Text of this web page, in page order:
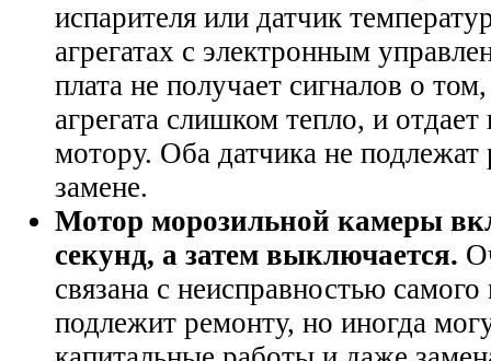
испарителя или датчик
агрегатах с электронным
плата не получает сигналов о
агрегата слишком тепло, и
мотору. Оба датчика не подлежат
замене.
Мотор морозильной камеры
секунд, а затем выключается.
связана с неисправностью
подлежит ремонту, но иногда